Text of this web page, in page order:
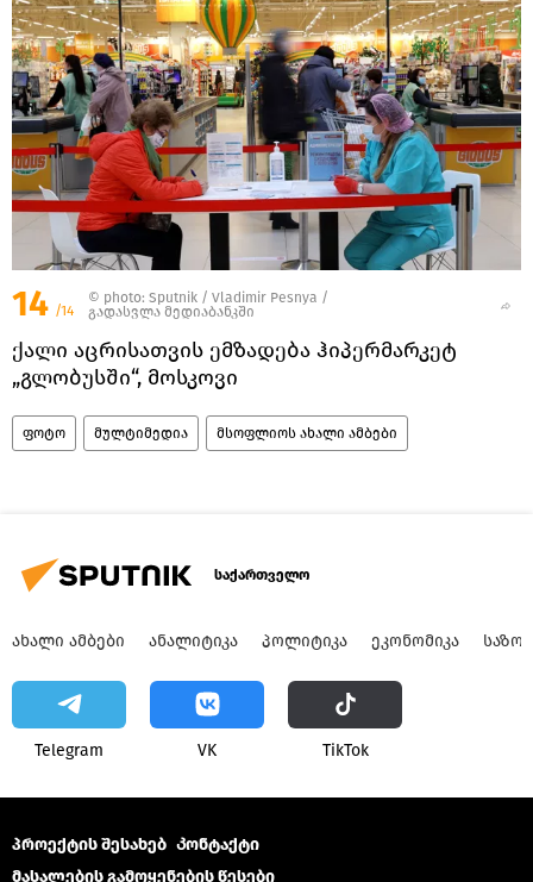
14 /14
© photo: Sputnik / Vladimir Pesnya /
გადასვლა მედიაბანკში
ქალი აცრისათვის ემზადება ჰიპერმარკეტ
„გლობუსში“, მოსკოვი
ფოტო მულტიმედია მსოფლიოს ახალი ამბები
საქართველო
ᲐᲮᲐᲚᲘ ᲐᲛᲑᲔᲑᲘ ᲐᲜᲐᲚᲘᲢᲘᲙᲐ ᲞᲝᲚᲘᲢᲘᲙᲐ ᲔᲙᲝᲜᲝᲛᲘᲙᲐ
Telegram VK ТikТоk
პროექტის შესახებ Კონტაქტი
მასალების გამოყენების წესები